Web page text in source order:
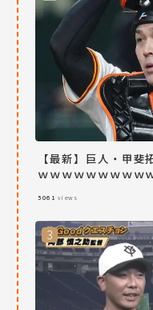
【最新】巨人・甲
ｗｗｗｗｗｗｗｗｗ
5061 views